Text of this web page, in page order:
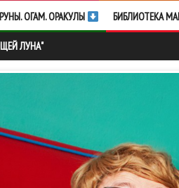
РУНЫ. ОГАМ. ОРАКУЛЫ БИБЛИОТЕКА
ЛУНА"